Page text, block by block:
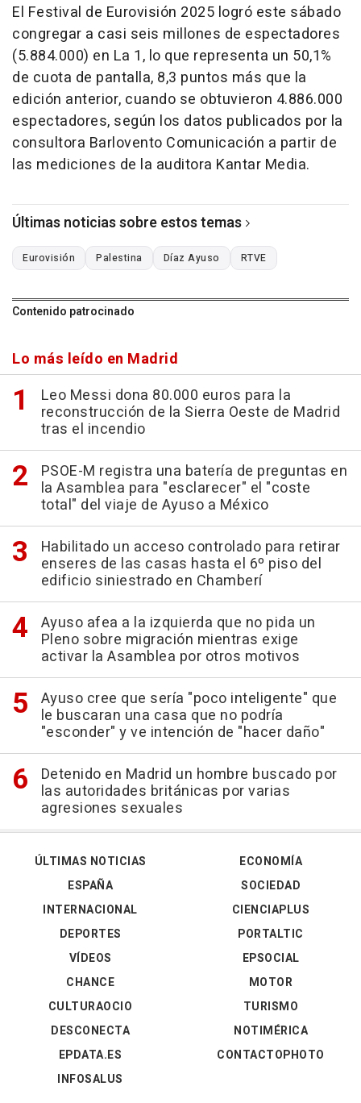
El Festival de Eurovisión 2025 logró este sábado
congregar a casi seis millones de espectadores
(5.884.000) en La 1, lo que representa un 50,1%
de cuota de pantalla, 8,3 puntos más que la
edición anterior, cuando se obtuvieron 4.886.000
espectadores, según los datos publicados por la
consultora Barlovento Comunicación a partir de
las mediciones de la auditora Kantar Media.
Últimas noticias sobre estos temas
Eurovisión Palestina Díaz Ayuso RTVE
Contenido patrocinado
Lo más leído en Madrid
Leo Messi dona 80.000 euros para la
reconstrucción de la Sierra Oeste de Madrid
tras el incendio
PSOE-M registra una batería de preguntas en
la Asamblea para "esclarecer" el "coste
total" del viaje de Ayuso a México
Habilitado un acceso controlado para retirar
enseres de las casas hasta el 6º piso del
edificio siniestrado en Chamberí
Ayuso afea a la izquierda que no pida un
Pleno sobre migración mientras exige
activar la Asamblea por otros motivos
Ayuso cree que sería "poco inteligente" que
le buscaran una casa que no podría
"esconder" y ve intención de "hacer daño"
Detenido en Madrid un hombre buscado por
las autoridades británicas por varias
agresiones sexuales
ÚLTIMAS NOTICIAS
ESPAÑA
INTERNACIONAL
DEPORTES
VÍDEOS
ECONOMÍA
SOCIEDAD
CIENCIAPLUS
PORTALTIC
EPSOCIAL
CHANCE
CULTURAOCIO
DESCONECTA
EPDATA.ES
INFOSALUS
MOTOR
TURISMO
NOTIMÉRICA
CONTACTOPHOTO